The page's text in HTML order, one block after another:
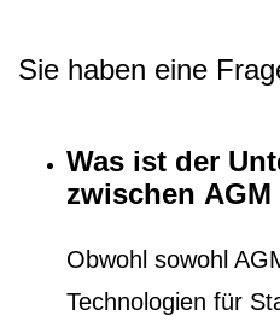
Sie haben eine
Was ist der
zwischen
Obwohl sowohl
Technologien für